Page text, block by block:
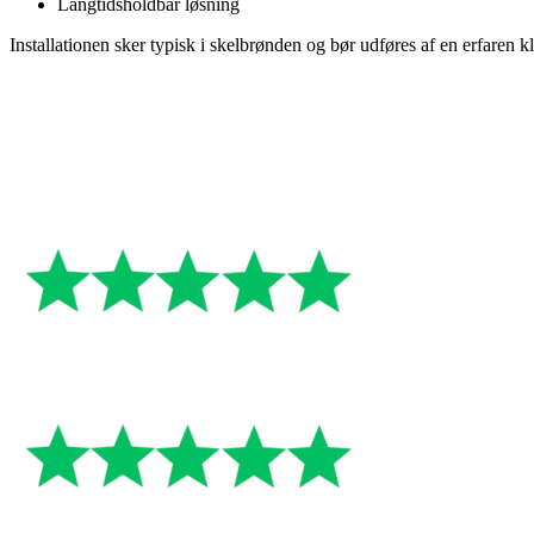
Installationen sker typisk i skelbrønden og bør udføres af en erfaren